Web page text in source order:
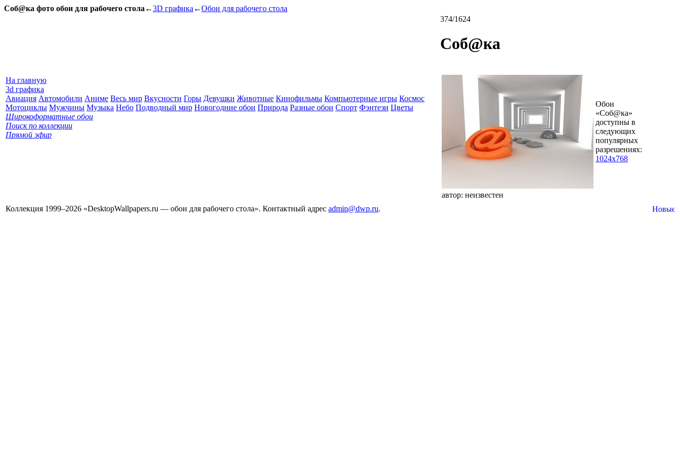
Соб@ка фото обои для рабочего стола ←3D графика ←Обои для рабочего стола
На главную
3d графика
Авиация Автомобили Аниме Весь мир Вкусности Горы Девушки Животные Кинофильмы Компьютерные игры Космос
Мотоциклы Мужчины Музыка Небо Подводный мир Новогодние обои Природа Разные обои Спорт Фэнтези Цветы
Широкоформатные обои
Поиск по коллекции
Прямой эфир
374/1624
Соб@ка
Обои
«Соб@ка»
доступны в
следующих
популярных
разрешениях:
1024x768
автор: неизвестен
Коллекция 1999–2026 «DesktopWallpapers.ru — обои для рабочего стола». Контактный адрес admin@dwp.ru.